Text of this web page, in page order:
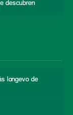
descubren
longevo de